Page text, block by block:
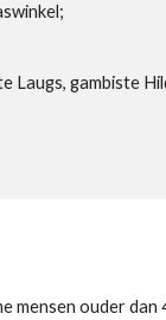
Laugs, gambiste
mensen ouder dan